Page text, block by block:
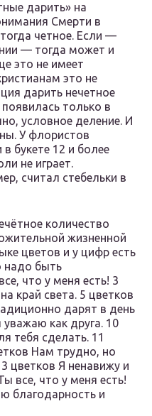
дарить» на
Смерти в
четное. Если —
— тогда может и
это не имеет
это не
дарить нечетное
только в
условное деление. И
У флористов
букете 12 и более
не играет.
считал стебельки в
количество
жизненной
цветов и у цифр есть
надо быть
что у меня есть! 3
край света. 5 цветков
дарят в день
уважаю как друга. 10
тебя сделать. 11
Нам трудно, но
цветков Я ненавижу и
все, что у меня есть!
благодарность и